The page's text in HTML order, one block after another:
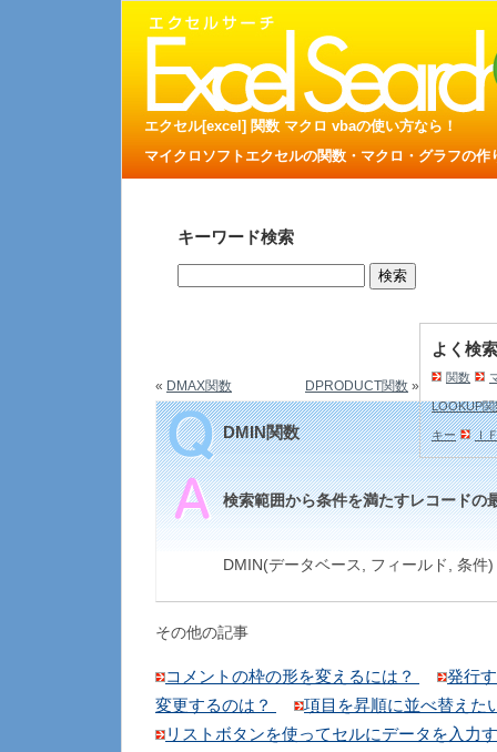
エクセル[excel] 関数 マクロ vbaの使い方なら！
マイクロソフトエクセルの関数・マクロ・グラフの
キーワード検索
よく検
関数
LOOKUP関
キー Ｉ
« DMAX関数 DPRODUCT関数 »
DMIN関数
検索範囲から条件を満たすレコードの
DMIN(データベース, フィールド, 条件)
その他の記事
コメントの枠の形を変えるには？
発行
変更するのは？
項目を昇順に並べ替えた
リストボタンを使ってセルにデータを入力